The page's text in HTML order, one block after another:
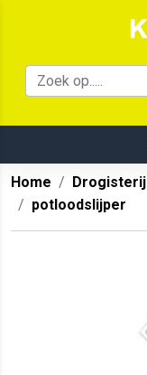
Home Drogisterij
potloodslijper